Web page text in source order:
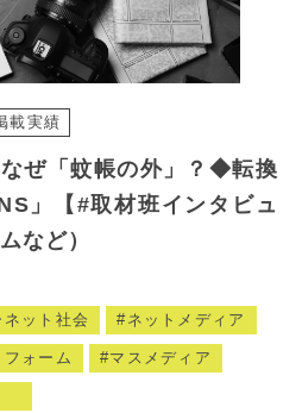
載実績
ぜ「蚊帳の外」？◆転換
」【#取材班インタビュ
など）
ネット社会 ネットメディア
フォーム マスメディア